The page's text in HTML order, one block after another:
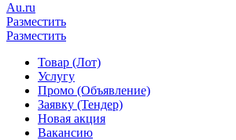
Au.ru
Разместить
Разместить
Товар (Лот)
Услугу
Промо (Объявление)
Заявку (Тендер)
Новая акция
Вакансию